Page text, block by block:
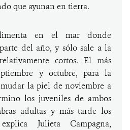
que ayunan en tierra.
en el mar donde
del año, y sólo sale a la
cortos. El más
y octubre, para la
la piel de noviembre a
los juveniles de ambos
adultas y más tarde los
Julieta Campagna,